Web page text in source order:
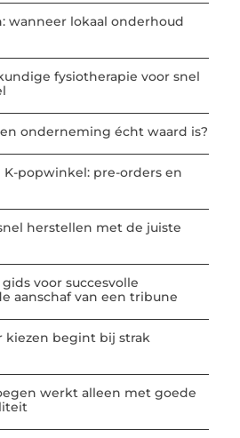
wanneer lokaal onderhoud
fysiotherapie voor snel
onderneming écht waard is?
popwinkel: pre-orders en
herstellen met de juiste
voor succesvolle
aanschaf van een tribune
kiezen begint bij strak
werkt alleen met goede